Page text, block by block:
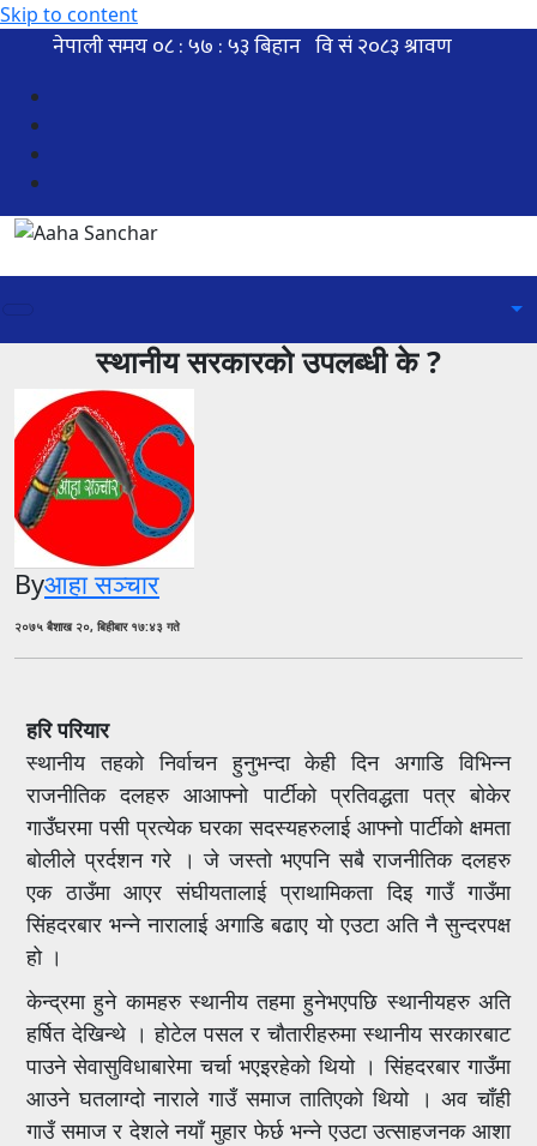
Skip to content
स्थानीय सरकारको उपलब्धी के ?
Byआहा सञ्चार
२०७५ बैशाख २०, बिहीबार १७:४३ गते
हरि परियार
स्थानीय तहको निर्वाचन हुनुभन्दा केही दिन अगाडि विभिन्न
राजनीतिक दलहरु आआफ्नो पार्टीको प्रतिवद्धता पत्र बोकेर
गाउँघरमा पसी प्रत्येक घरका सदस्यहरुलाई आफ्नो पार्टीको क्षमता
बोलीले प्रर्दशन गरे । जे जस्तो भएपनि सबै राजनीतिक दलहरु
एक ठाउँमा आएर संघीयतालाई प्राथामिकता दिइ गाउँ गाउँमा
सिंहदरबार भन्ने नारालाई अगाडि बढाए यो एउटा अति नै सुन्दरपक्ष
हो ।
केन्द्रमा हुने कामहरु स्थानीय तहमा हुनेभएपछि स्थानीयहरु अति
हर्षित देखिन्थे । होटेल पसल र चौतारीहरुमा स्थानीय सरकारबाट
पाउने सेवासुविधाबारेमा चर्चा भएइरहेको थियो । सिंहदरबार गाउँमा
आउने घतलाग्दो नाराले गाउँ समाज तातिएको थियो । अव चाँही
गाउँ समाज र देशले नयाँ मुहार फेर्छ भन्ने एउटा उत्साहजनक आशा